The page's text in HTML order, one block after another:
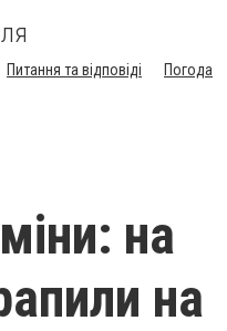
Питання та відповіді
Погода
на
на